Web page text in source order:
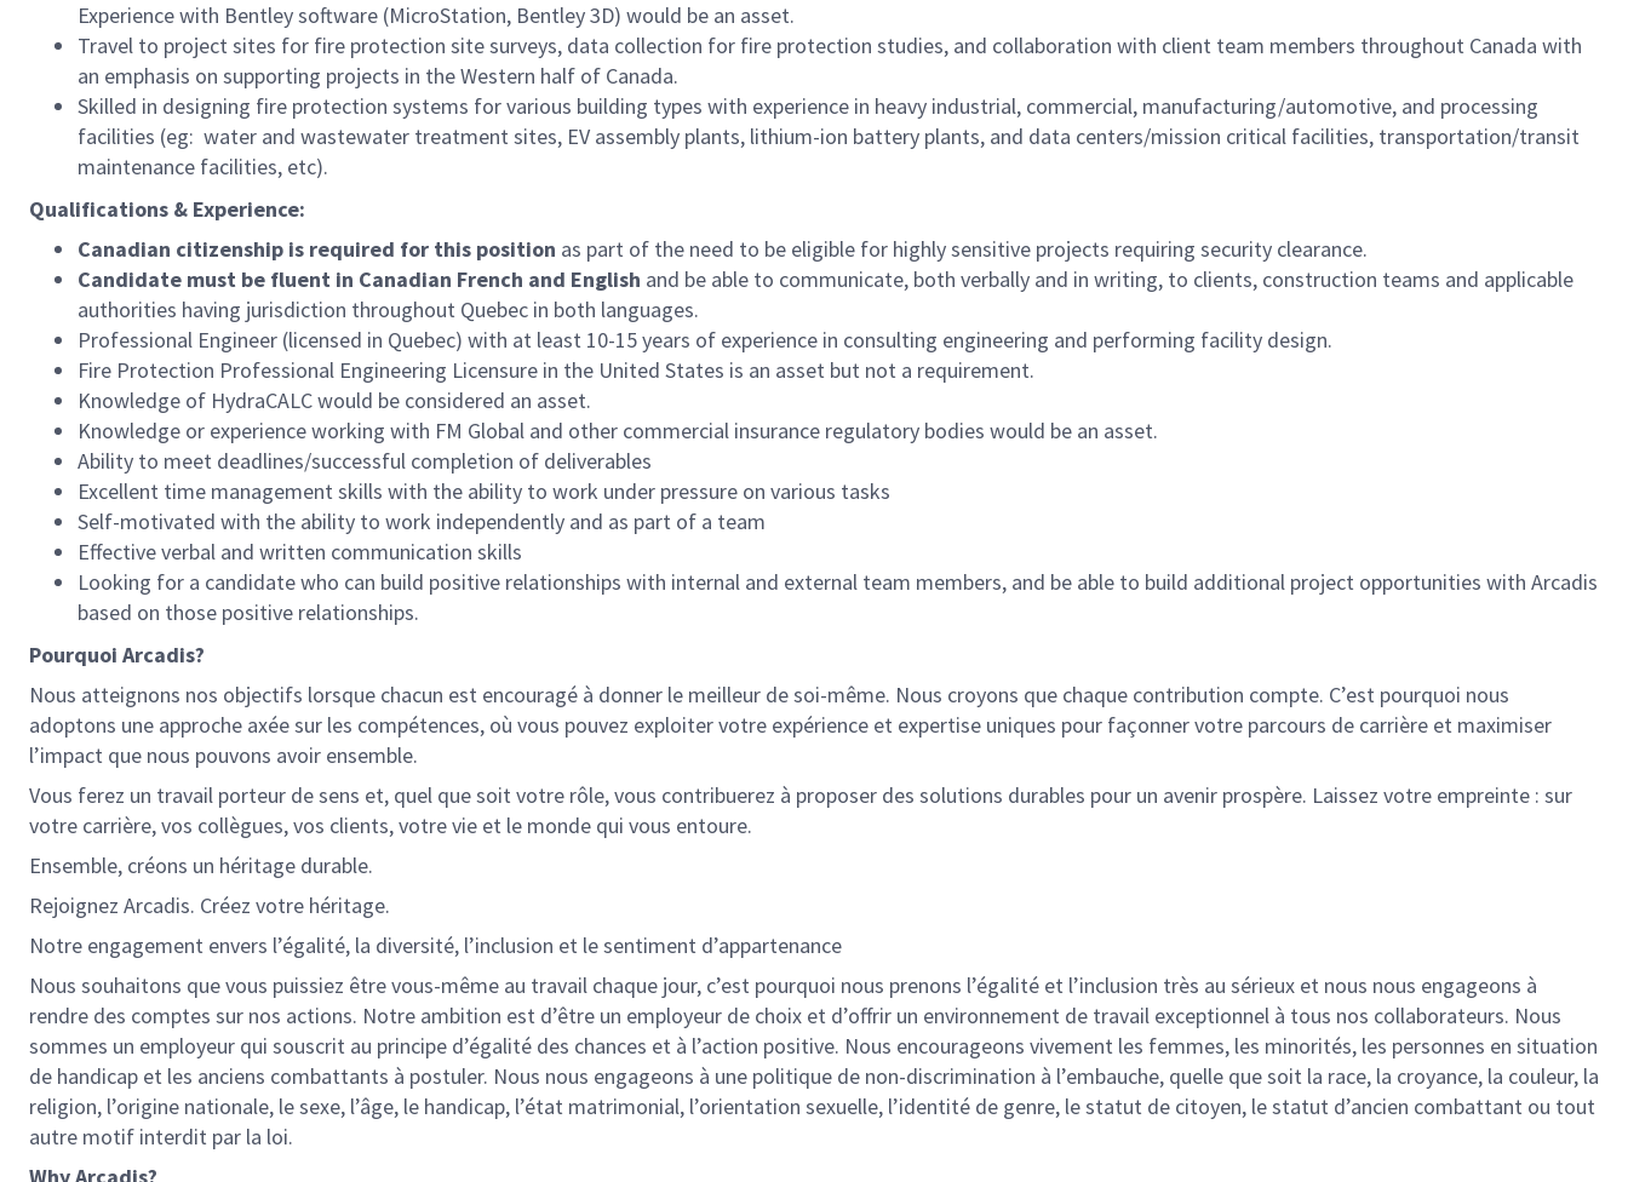
Experience with Bentley software (MicroStation, Bentley 3D) would be an asset.
Travel to project sites for fire protection site surveys, data collection for fire protection studies, and collaboration with client team members throughout Canada with
an emphasis on supporting projects in the Western half of Canada.
Skilled in designing fire protection systems for various building types with experience in heavy industrial, commercial, manufacturing/automotive, and processing
facilities (eg: water and wastewater treatment sites, EV assembly plants, lithium-ion battery plants, and data centers/mission critical facilities, transportation/transit
maintenance facilities, etc).
Qualifications & Experience:
Canadian citizenship is required for this position as part of the need to be eligible for highly sensitive projects requiring security clearance.
Candidate must be fluent in Canadian French and English and be able to communicate, both verbally and in writing, to clients, construction teams and applicable
authorities having jurisdiction throughout Quebec in both languages.
Professional Engineer (licensed in Quebec) with at least 10-15 years of experience in consulting engineering and performing facility design.
Fire Protection Professional Engineering Licensure in the United States is an asset but not a requirement.
Knowledge of HydraCALC would be considered an asset.
Knowledge or experience working with FM Global and other commercial insurance regulatory bodies would be an asset.
Ability to meet deadlines/successful completion of deliverables
Excellent time management skills with the ability to work under pressure on various tasks
Self-motivated with the ability to work independently and as part of a team
Effective verbal and written communication skills
Looking for a candidate who can build positive relationships with internal and external team members, and be able to build additional project opportunities with Arcadis
based on those positive relationships.
Pourquoi Arcadis?
Nous atteignons nos objectifs lorsque chacun est encouragé à donner le meilleur de soi-même. Nous croyons que chaque contribution compte. C’est pourquoi nous
adoptons une approche axée sur les compétences, où vous pouvez exploiter votre expérience et expertise uniques pour façonner votre parcours de carrière et maximiser
l’impact que nous pouvons avoir ensemble.
Vous ferez un travail porteur de sens et, quel que soit votre rôle, vous contribuerez à proposer des solutions durables pour un avenir prospère. Laissez votre empreinte : sur
votre carrière, vos collègues, vos clients, votre vie et le monde qui vous entoure.
Ensemble, créons un héritage durable.
Rejoignez Arcadis. Créez votre héritage.
Notre engagement envers l’égalité, la diversité, l’inclusion et le sentiment d’appartenance
Nous souhaitons que vous puissiez être vous-même au travail chaque jour, c’est pourquoi nous prenons l’égalité et l’inclusion très au sérieux et nous nous engageons à
rendre des comptes sur nos actions. Notre ambition est d’être un employeur de choix et d’offrir un environnement de travail exceptionnel à tous nos collaborateurs. Nous
sommes un employeur qui souscrit au principe d’égalité des chances et à l’action positive. Nous encourageons vivement les femmes, les minorités, les personnes en situation
de handicap et les anciens combattants à postuler. Nous nous engageons à une politique de non-discrimination à l’embauche, quelle que soit la race, la croyance, la couleur, la
religion, l’origine nationale, le sexe, l’âge, le handicap, l’état matrimonial, l’orientation sexuelle, l’identité de genre, le statut de citoyen, le statut d’ancien combattant ou tout
autre motif interdit par la loi.